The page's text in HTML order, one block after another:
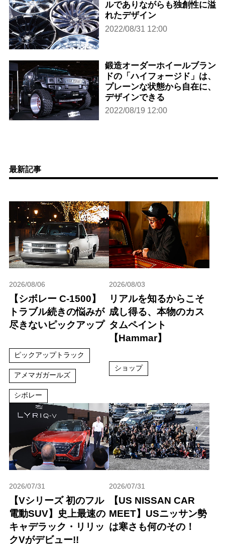
ルでありながらも独創性に溢
れたデザイン
2022/08/31 12:00
鍛造オーダーホイールブラン
ドの「ハイフォージド」は、
プレーンな状態から自在に、
デザインできる
2022/08/19 12:00
最新記事
2026/08/06
【シボレー C-1500】
トラブル続きの悩みが
尽きないピックアップ
ピックアップトラック
アメマガガールズ
シボレー
2026/08/03
リアルを知るからこそ
成し得る、本物のカス
タムペイント
【Hammar】
ショップ
2026/07/31
【Vシリーズ 初のフル
電動SUV】史上最速の
キャデラック・リリッ
クVがデビュー!!
2026/07/31
【US NISSAN CAR
MEET】USニッサン勢
は寒さも何のその！